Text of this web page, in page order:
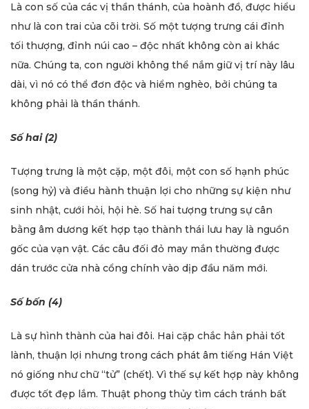
Là con số của các vị thần thánh, của hoành đồ, được hiểu
như là con trai của cõi trời. Số một tượng trưng cái đỉnh
tối thượng, đỉnh núi cao – độc nhất không còn ai khác
nữa. Chúng ta, con người không thể nắm giữ vị trí này lâu
dài, vì nó có thể đơn độc và hiểm nghèo, bởi chúng ta
không phải là thần thánh.
Số hai (2)
Tượng trưng là một cặp, một đôi, một con số hạnh phúc
(song hỷ) và điều hành thuận lợi cho những sự kiện như
sinh nhật, cưới hỏi, hội hè. Số hai tượng trưng sự cân
bằng âm dương kết hợp tạo thành thái lưu hay là nguồn
gốc của vạn vật. Các câu đối đỏ may mắn thường được
dán trước cửa nhà cổng chính vào dịp đầu năm mới.
Số bốn (4)
Là sự hình thành của hai đôi. Hai cặp chắc hẳn phải tốt
lành, thuận lợi nhưng trong cách phát âm tiếng Hán Việt
nó giống như chữ “tử” (chết). Vì thế sự kết hợp này không
được tốt đẹp lắm. Thuật phong thủy tìm cách tránh bất